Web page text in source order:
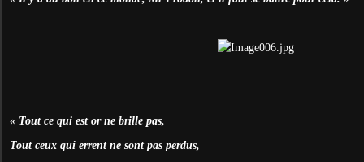
« Tout ce qui est or ne brille pas,
Tout ceux qui errent ne sont pas perdus,